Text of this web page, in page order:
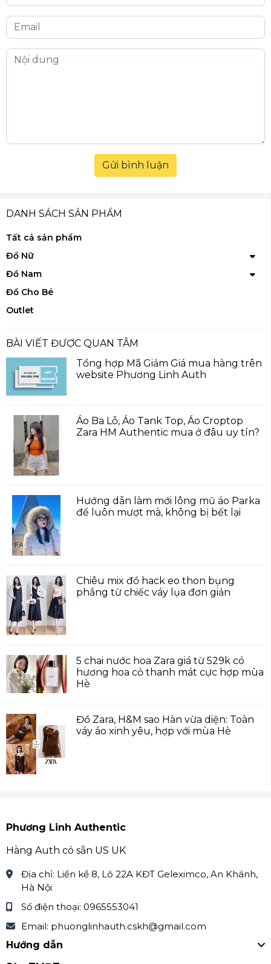
DANH SÁCH SẢN PHẨM
Tất cả sản phẩm
Đồ Nữ
Đồ Nam
Đồ Cho Bé
Outlet
BÀI VIẾT ĐƯỢC QUAN TÂM
Tổng hợp Mã Giảm Giá mua hàng trên
website Phương Linh Auth
Áo Ba Lỗ, Áo Tank Top, Áo Croptop
Zara HM Authentic mua ở đâu uy tín?
Hướng dẫn làm mới lông mũ áo Parka
để luôn mượt mà, không bị bết lại
Chiêu mix đồ hack eo thon bụng
phẳng từ chiếc váy lụa đơn giản
5 chai nước hoa Zara giá từ 529k có
hương hoa cỏ thanh mát cực hợp mùa
Hè
Đồ Zara, H&M sao Hàn vừa diện: Toàn
váy áo xinh yêu, hợp với mùa Hè
Gửi bình luận
Phương Linh Authentic
Hàng Auth có sẵn US UK
Địa chỉ: Liền kề 8, Lô 22A KĐT Geleximco, An Khánh,
Hà Nội
Số điện thoại: 0965553041
Email: phuonglinhauth.cskh@gmail.com
Hướng dẫn